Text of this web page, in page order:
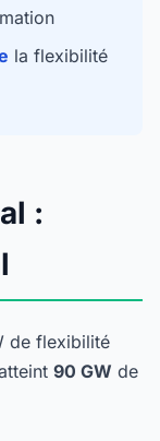
la flexibilité
:
de flexibilité
90 GW de